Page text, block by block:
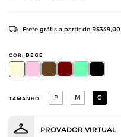
Frete grátis a partir de R$349,00
COR: BEGE
TAMANHO P M G
PROVADOR VIRTUAL